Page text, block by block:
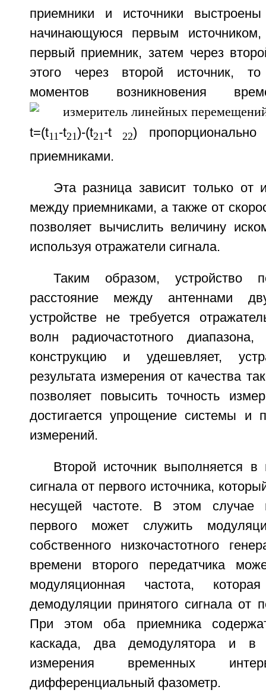
приемники и источники
начинающуюся первым
первый приемник, затем через
этого через второй источник,
моментов возникновения
t=(t11-t21)-(t21-t22)
приемниками.
Эта разница зависит только от
между приемниками, а также от
позволяет вычислить величину
используя отражатели сигнала.
Таким образом, устройство
расстояние между антеннами
устройстве не требуется
волн радиочастотного
конструкцию и удешевляет,
результата измерения от качества
позволяет повысить точность
достигается упрощение системы и
измерений.
Второй источник выполняется в
сигнала от первого источника,
несущей частоте. В этом случае
первого может служить
собственного низкочастотного
времени второго передатчика
модуляционная частота,
демодуляции принятого сигнала от
При этом оба приемника
каскада, два демодулятора и в
измерения временных
дифференциальный фазометр.